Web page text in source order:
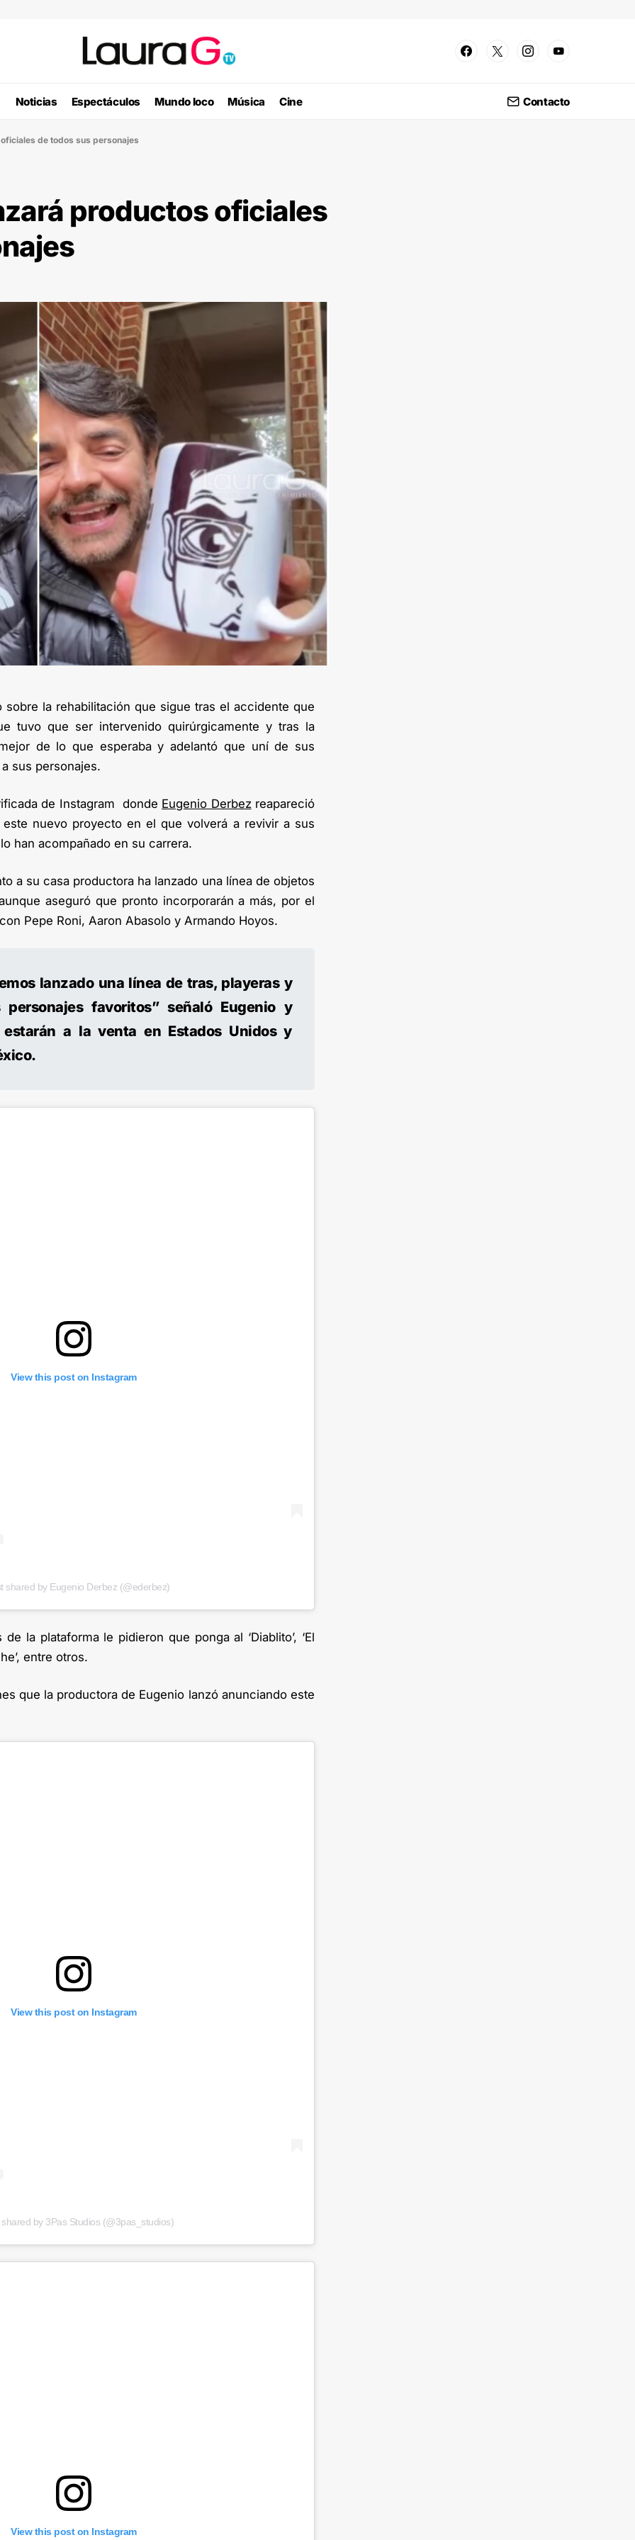
Noticias Espectáculos Mundo loco Música Cine Contacto
de todos sus personajes
productos oficiales
sobre la rehabilitación que sigue tras el accidente que
tuvo que ser intervenido quirúrgicamente y tras la
de lo que esperaba y adelantó que uní de sus
sus personajes.
de Instagram donde Eugenio Derbez reapareció
nuevo proyecto en el que volverá a revivir a sus
han acompañado en su carrera.
a su casa productora ha lanzado una línea de objetos
aseguró que pronto incorporarán a más, por el
Pepe Roni, Aaron Abasolo y Armando Hoyos.
lanzado una línea de tras, playeras y
favoritos” señaló Eugenio y
a la venta en Estados Unidos y
View this post on Instagram
shared by Eugenio Derbez (@ederbez)
la plataforma le pidieron que ponga al ‘Diablito’, ‘El
entre otros.
que la productora de Eugenio lanzó anunciando este
View this post on Instagram
shared by 3Pas Studios (@3pas_studios)
View this post on Instagram